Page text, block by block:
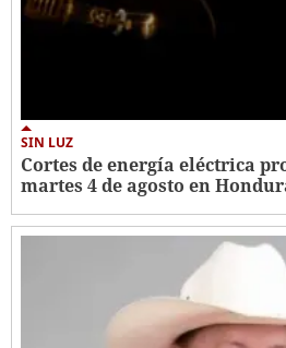
SIN LUZ
Cortes de energía eléctrica
martes 4 de agosto en